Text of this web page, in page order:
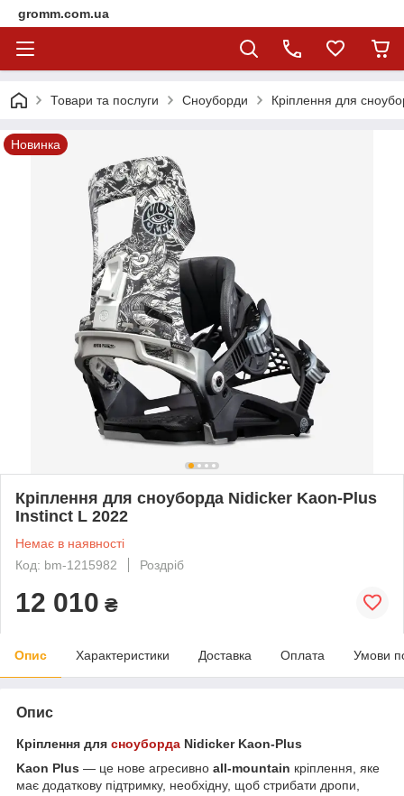
gromm.com.ua
Товари та послуги Сноуборди Кріплення для
Новинка
Кріплення для сноуборда Nidicker Kaon-Plus
Instinct L 2022
Немає в наявності
Код: bm-1215982
Роздріб
12 010 ₴
Опис Характеристики Доставка Оплата Умови
Опис
Кріплення для сноуборда Nidicker Kaon-Plus
Kaon Plus — це нове агресивно all-mountain кріплення, яке
має додаткову підтримку, необхідну, щоб стрибати дропи,